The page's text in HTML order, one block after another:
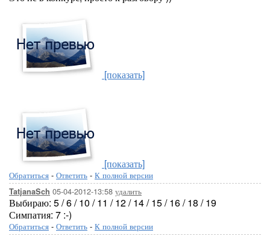
[показать]
[показать]
Обратиться - Ответить - К полной версии
TatjanaSch 05-04-2012-13:58 удалить
Выбираю: 5 / 6 / 10 / 11 / 12 / 14 / 15 / 16 / 18 / 19
Симпатия: 7 :-)
Обратиться - Ответить - К полной версии